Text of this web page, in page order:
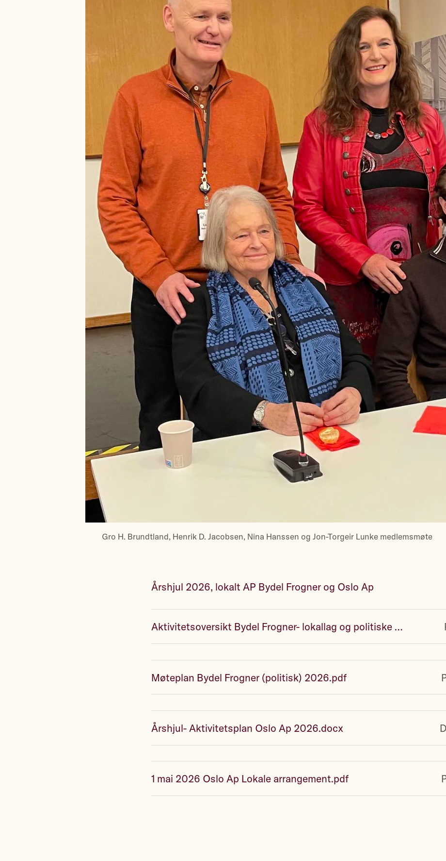
Gro H. Brundtland, Henrik D. Jacobsen, Nina Hanssen og Jon-Torgeir Lunke medlemsmøte
Årshjul 2026, lokalt AP Bydel Frogner og Oslo Ap
Aktivitetsoversikt Bydel Frogner- lokallag og politiske møter mm.pdf
Møteplan Bydel Frogner (politisk) 2026.pdf
Årshjul- Aktivitetsplan Oslo Ap 2026.docx
1 mai 2026 Oslo Ap Lokale arrangement.pdf